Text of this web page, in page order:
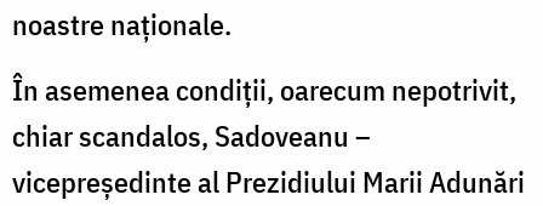
noastre naționale.
În asemenea condiții, oarecum nepotrivit,
chiar scandalos, Sadoveanu –
vicepreședinte al Prezidiului Marii Adunări